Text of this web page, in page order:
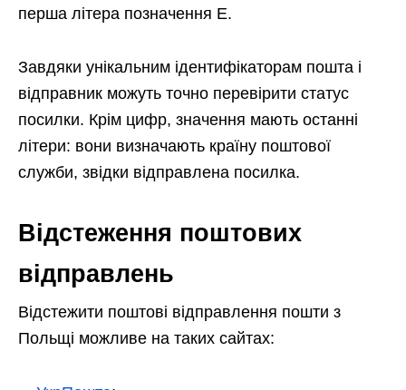
перша літера позначення E.
Завдяки унікальним ідентифікаторам пошта і
відправник можуть точно перевірити статус
посилки. Крім цифр, значення мають останні
літери: вони визначають країну поштової
служби, звідки відправлена посилка.
Відстеження поштових
відправлень
Відстежити поштові відправлення пошти з
Польщі можливе на таких сайтах: